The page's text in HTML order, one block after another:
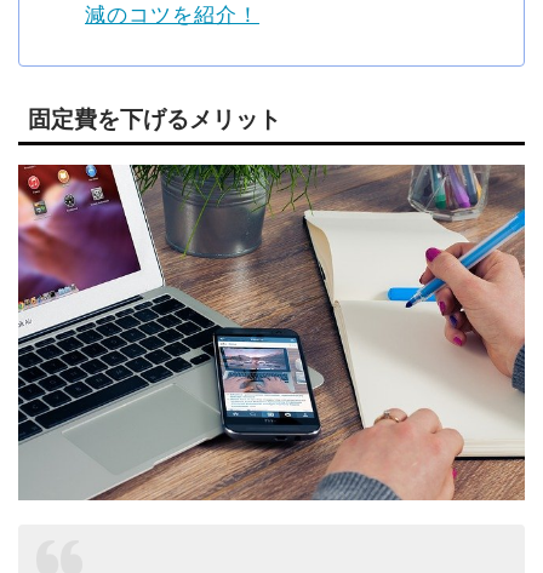
減のコツを紹介！
固定費を下げるメリット